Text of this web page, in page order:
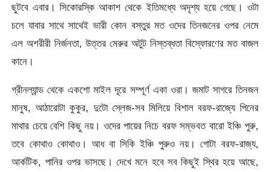
ছুটবে এবার। সিকোরস্কি আকাশ থেকে ইতিমধ্যে অদৃশ্য হয়ে গেছে। ওটা
চলে যাবার সাথে সাথেই ভারী কোন বস্তুর মত ওদের তিনজনের ওপর নেমে
এল অশরীরী নির্জনতা, উত্তর মেরুর অটুট নিস্তব্ধতা বিস্ফোরণের মত বাজল
কানে।
গ্রীনল্যান্ড থেকে একশো মাইল দূরে সম্পূর্ণ একা ওরা। জমাট সাগরে তিনজন
মানুষ, আঠারোটা কুকুর, দুটো স্লেজ-সব মিলিয়ে বিশাল বরফ-রাজ্যে পিনের
মাথার চেয়ে বেশি কিছু নয়। ওদের পায়ের নিচে বরফ সম্ভবত বারো ইঞ্চি পুরু,
তবে কোথাও কোথাও। আধ বা সিকি ইঞ্চি পুরুও নয়। গোটা বরফ-রাজ্য,
আর্কটিক, পানির ওপর ভাসছে। দেখে মনে হবে সব কিছুই স্থির হয়ে আছে,